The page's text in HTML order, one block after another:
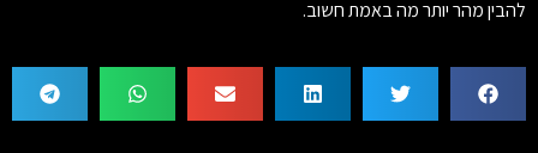
להבין מהר יותר מה באמת חשוב.